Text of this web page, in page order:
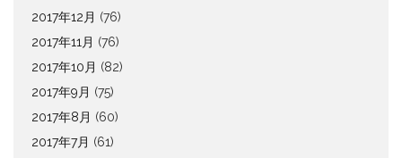
2017年12月 (76)
2017年11月 (76)
2017年10月 (82)
2017年9月 (75)
2017年8月 (60)
2017年7月 (61)